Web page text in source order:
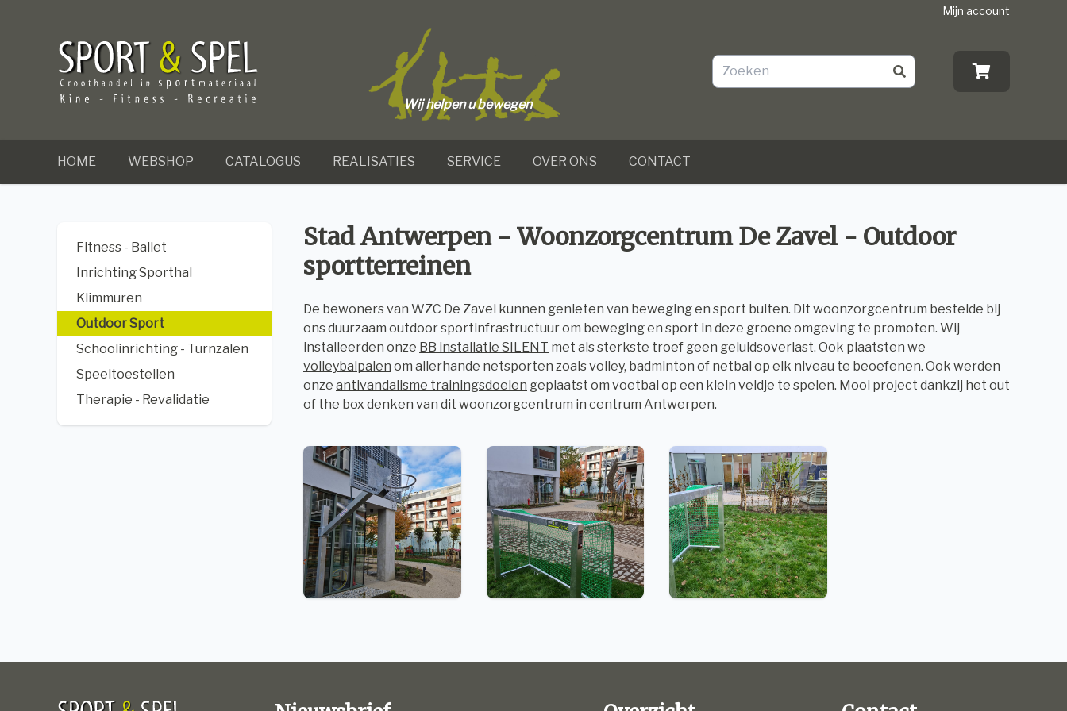
Mijn account
Wij helpen u bewegen
HOME WEBSHOP CATALOGUS REALISATIES SERVICE OVER ONS CONTACT
Fitness - Ballet
Inrichting Sporthal
Klimmuren
Outdoor Sport
Schoolinrichting - Turnzalen
Speeltoestellen
Therapie - Revalidatie
Stad Antwerpen - Woonzorgcentrum De Zavel - Outdoor
sportterreinen
De bewoners van WZC De Zavel kunnen genieten van beweging en sport buiten. Dit woonzorgcentrum bestelde bij
ons duurzaam outdoor sportinfrastructuur om beweging en sport in deze groene omgeving te promoten. Wij
installeerden onze BB installatie SILENT met als sterkste troef geen geluidsoverlast. Ook plaatsten we
volleybalpalen om allerhande netsporten zoals volley, badminton of netbal op elk niveau te beoefenen. Ook werden
onze antivandalisme trainingsdoelen geplaatst om voetbal op een klein veldje te spelen. Mooi project dankzij het out
of the box denken van dit woonzorgcentrum in centrum Antwerpen.